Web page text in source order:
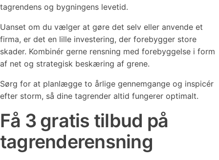
tagrendens og bygningens levetid.
Uanset om du vælger at gøre det selv eller anvende et
firma, er det en lille investering, der forebygger store
skader. Kombinér gerne rensning med forebyggelse i form
af net og strategisk beskæring af grene.
Sørg for at planlægge to årlige gennemgange og inspicér
efter storm, så dine tagrender altid fungerer optimalt.
Få 3 gratis tilbud på
tagrenderensning